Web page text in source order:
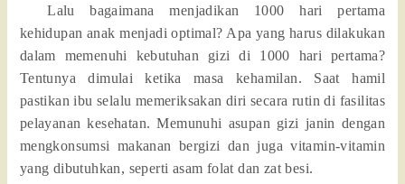
Lalu bagaimana menjadikan 1000 hari pertama
kehidupan anak menjadi optimal? Apa yang harus dilakukan
dalam memenuhi kebutuhan gizi di 1000 hari pertama?
Tentunya dimulai ketika masa kehamilan. Saat hamil
pastikan ibu selalu memeriksakan diri secara rutin di fasilitas
pelayanan kesehatan. Memunuhi asupan gizi janin dengan
mengkonsumsi makanan bergizi dan juga vitamin-vitamin
yang dibutuhkan, seperti asam folat dan zat besi.